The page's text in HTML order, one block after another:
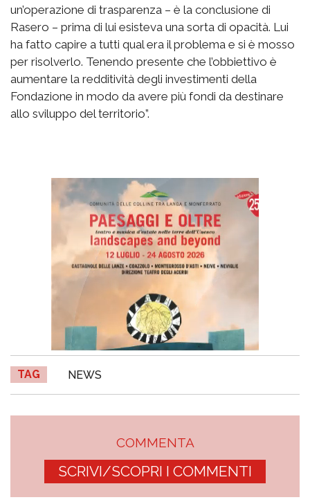
un’operazione di trasparenza – è la conclusione di
Rasero – prima di lui esisteva una sorta di opacità. Lui
ha fatto capire a tutti qual era il problema e si è mosso
per risolverlo. Tenendo presente che l’obbiettivo è
aumentare la redditività degli investimenti della
Fondazione in modo da avere più fondi da destinare
allo sviluppo del territorio”.
TAG NEWS
COMMENTA
SCRIVI/SCOPRI I COMMENTI